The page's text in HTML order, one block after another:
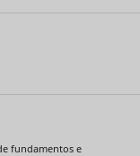
fundamentos e